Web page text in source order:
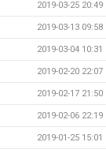
2019-03-25 20:49
2019-03-13 09:58
2019-03-04 10:31
2019-02-20 22:07
2019-02-17 21:50
2019-02-06 22:19
2019-01-25 15:01